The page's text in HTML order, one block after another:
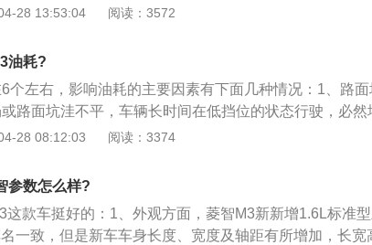
智M5在外观、内饰、动力、NVH降噪、配置、工艺6大
载三菱4A92发动机，技术成熟可靠，燃油经济性好，最
153牛·米，匹配5MT变速器，百公里综合油耗仅为7.3L，
3、其车身尺寸达5145*1720*1960mm，轴距长达
7300L，最大储物箱空间最大可扩展至4400L，打造了
，且可提供7座、9座两种座椅布局。
28 13:53:04 阅读：3572
油耗?
个左右，影响油耗的主要因素有下面几种情况：1、路面
路面坑洼不平，车辆长时间在低挡位的状态行驶，必然
仓库油耗增多。有的车友将后备厢当成了仓库，不管有用
下降10％，油耗也会相应下降若干个百分点；3、错误
正确的驾驶习惯对油耗的影响最大，在驾驶过程中，特别
变换车道时，急加速、急刹车的问题最为常见。
28 08:12:03 阅读：3374
参数怎么样?
这款车挺好的：1、外观方面，菱智M3新新增1.6L标准
一致，但是新车车身长度、宽度及轴距有所增加，长宽